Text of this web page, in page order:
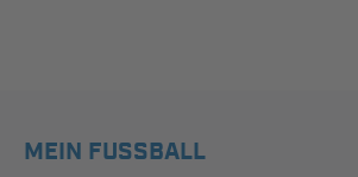
MEIN FUSSBALL